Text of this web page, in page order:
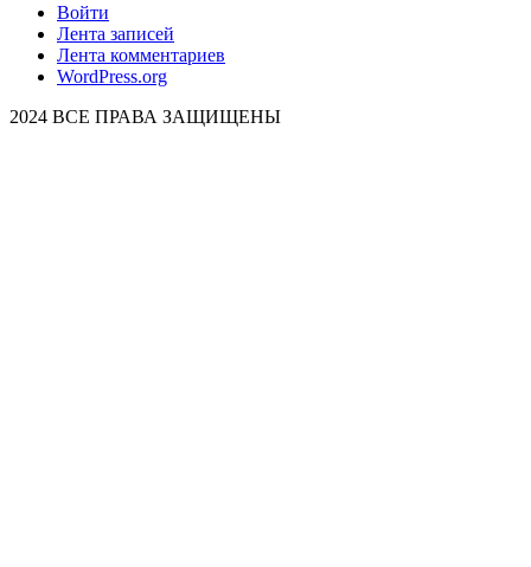
Войти
Лента записей
Лента комментариев
WordPress.org
2024 ВСЕ ПРАВА ЗАЩИЩЕНЫ